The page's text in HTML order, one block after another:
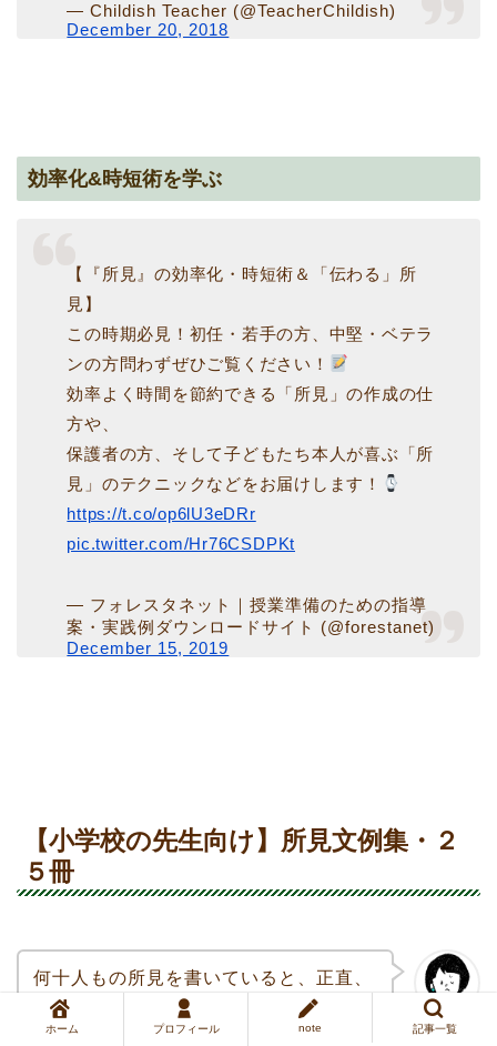
— Childish Teacher (@TeacherChildish)
December 20, 2018
効率化&時短術を学ぶ
【『所見』の効率化・時短術＆「伝わる」所
見】
この時期必見！初任・若手の方、中堅・ベテラ
ンの方問わずぜひご覧ください！
効率よく時間を節約できる「所見」の作成の仕
方や、
保護者の方、そして子どもたち本人が喜ぶ「所
見」のテクニックなどをお届けします！
https://t.co/op6lU3eDRr
pic.twitter.com/Hr76CSDPKt
— フォレスタネット｜授業準備のための指導
案・実践例ダウンロードサイト (@forestanet)
December 15, 2019
【小学校の先生向け】所見文例集・２
５冊
みなじょぼ
何十人もの所見を書いていると、正直、
サラッと書ける生徒と、そうでもない生
徒がいるんだよね…
ホーム プロフィール note 記事一覧